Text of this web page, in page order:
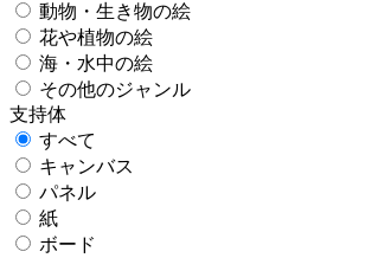
動物・生き物の絵
花や植物の絵
海・水中の絵
その他のジャンル
支持体
すべて
キャンバス
パネル
紙
ボード